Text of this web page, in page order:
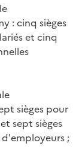
: cinq sièges
et cinq
sièges pour
sept sièges
;